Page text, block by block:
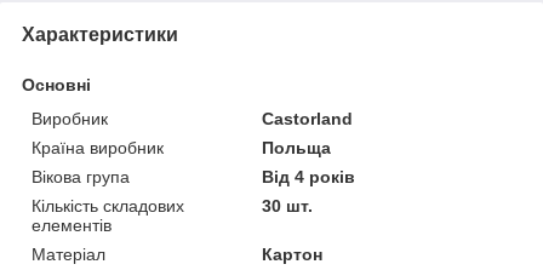
Характеристики
Основні
Виробник
Castorland
Країна виробник
Польща
Вікова група
Від 4 років
Кількість складових
елементів
30 шт.
Матеріал
Картон